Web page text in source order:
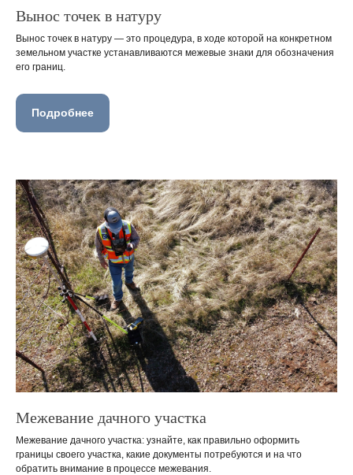
Вынос точек в натуру
Вынос точек в натуру — это процедура, в ходе которой на конкретном
земельном участке устанавливаются межевые знаки для обозначения
его границ.
Подробнее
Межевание дачного участка
Межевание дачного участка: узнайте, как правильно оформить
границы своего участка, какие документы потребуются и на что
обратить внимание в процессе межевания.